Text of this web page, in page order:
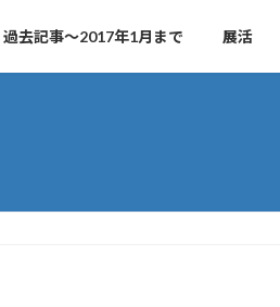
過去記事～2017年1月まで 展活